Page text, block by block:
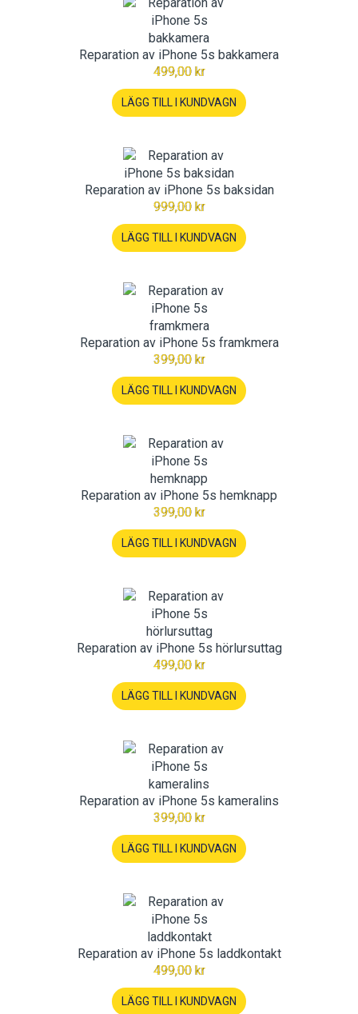
Reparation av iPhone 5s bakkamera
499,00 kr
LÄGG TILL I KUNDVAGN
Reparation av iPhone 5s baksidan
999,00 kr
LÄGG TILL I KUNDVAGN
Reparation av iPhone 5s framkmera
399,00 kr
LÄGG TILL I KUNDVAGN
Reparation av iPhone 5s hemknapp
399,00 kr
LÄGG TILL I KUNDVAGN
Reparation av iPhone 5s hörlursuttag
499,00 kr
LÄGG TILL I KUNDVAGN
Reparation av iPhone 5s kameralins
399,00 kr
LÄGG TILL I KUNDVAGN
Reparation av iPhone 5s laddkontakt
499,00 kr
LÄGG TILL I KUNDVAGN